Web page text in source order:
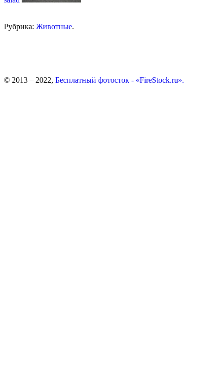
Рубрика: Животные.
© 2013 – 2022, Бесплатный фотосток - «FireStock.ru».